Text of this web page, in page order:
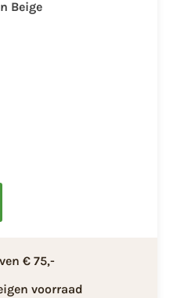
Beige
€ 75,-
voorraad